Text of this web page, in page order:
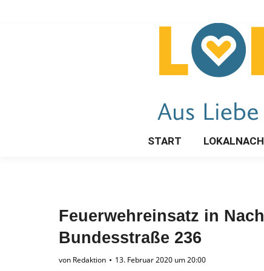
START
Feuerwehreinsatz in
Bundesstraße 236
von Redaktion 13. Februar 2020 um 20:00